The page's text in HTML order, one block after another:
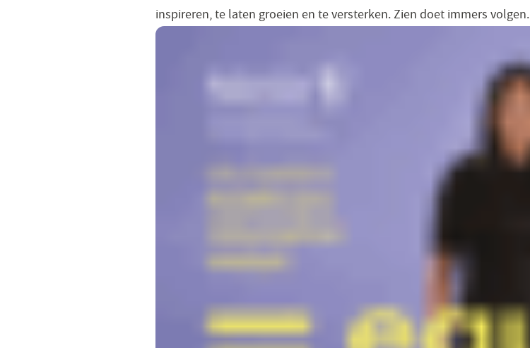
inspireren, te laten groeien en te versterken. Zien doet immers volgen.